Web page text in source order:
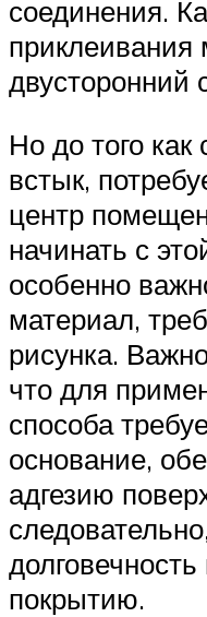
соединения.
приклеивания
двусторонний
Но до того
встык,
центр
начинать с
особенно
материал,
рисунка.
что для
способа
основание,
адгезию
покрытию.